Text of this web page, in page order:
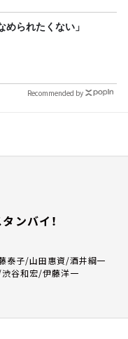
められたくない」
Recommended by
ンバイ！
泰子/山田惠資/酒井綱一
谷和宏/伊藤洋一